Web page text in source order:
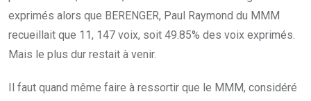
exprimés alors que BERENGER, Paul Raymond du MMM
recueillait que 11, 147 voix, soit 49.85% des voix exprimés.
Mais le plus dur restait à venir.
Il faut quand même faire à ressortir que le MMM, considéré